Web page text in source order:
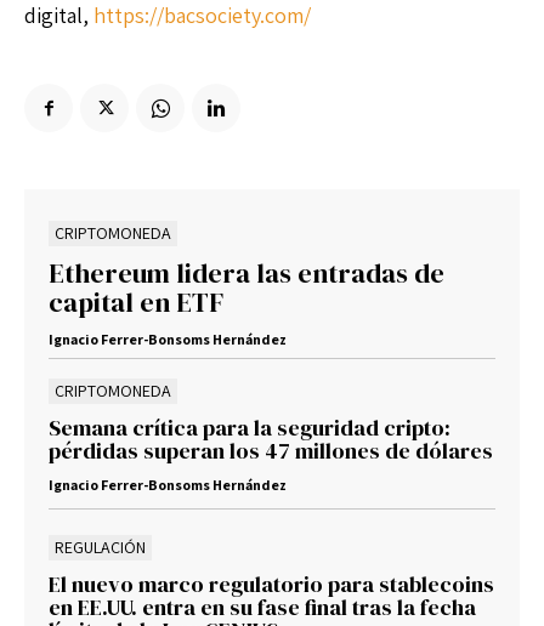
digital, https://bacsociety.com/
CRIPTOMONEDA
Ethereum lidera las entradas de
capital en ETF
Ignacio Ferrer-Bonsoms Hernández
CRIPTOMONEDA
Semana crítica para la seguridad cripto:
pérdidas superan los 47 millones de dólares
Ignacio Ferrer-Bonsoms Hernández
REGULACIÓN
El nuevo marco regulatorio para stablecoins
en EE.UU. entra en su fase final tras la fecha